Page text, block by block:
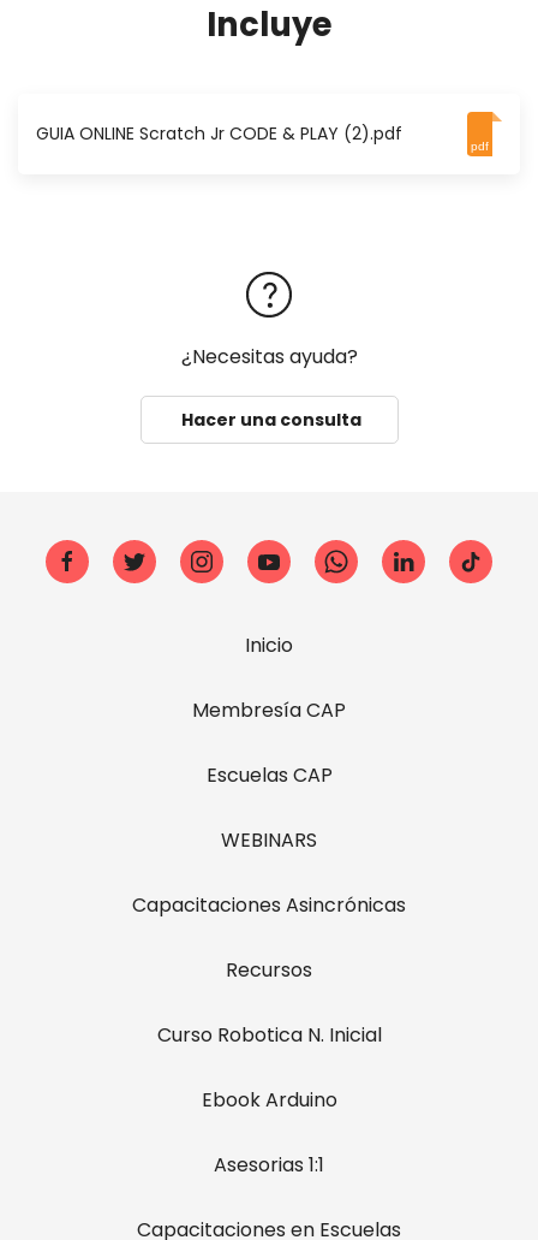
Incluye
GUIA ONLINE Scratch Jr CODE & PLAY (2).pdf
pdf
¿Necesitas ayuda?
Hacer una consulta
Inicio
Membresía CAP
Escuelas CAP
WEBINARS
Capacitaciones Asincrónicas
Recursos
Curso Robotica N. Inicial
Ebook Arduino
Asesorias 1:1
Capacitaciones en Escuelas